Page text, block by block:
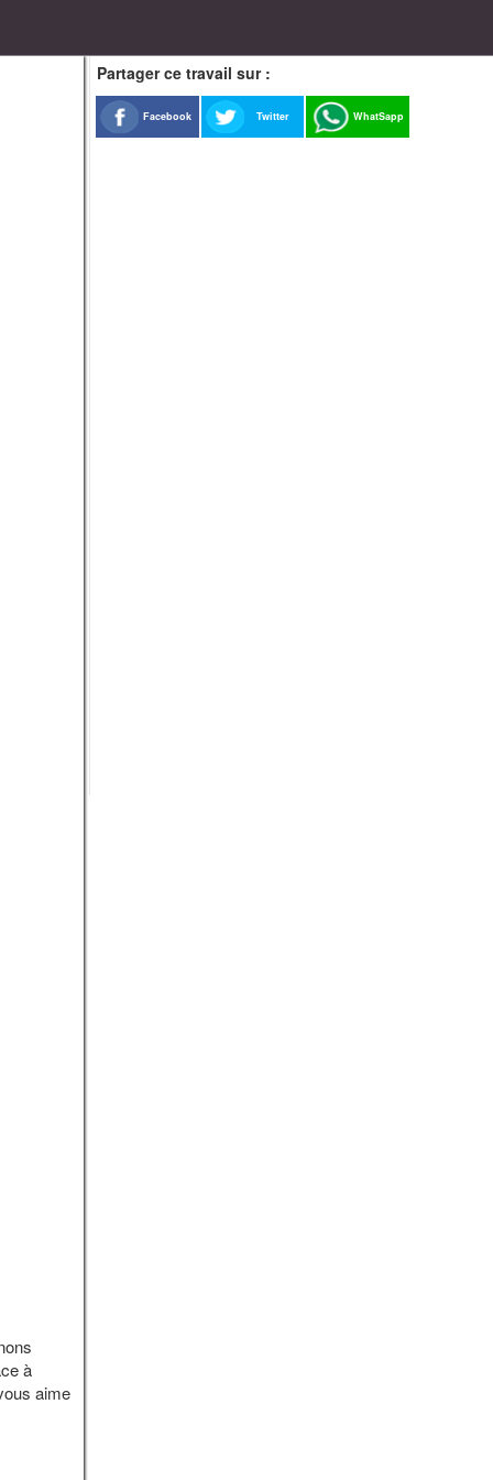
à
aime
Partager ce travail sur :
Facebook Twitter WhatSapp